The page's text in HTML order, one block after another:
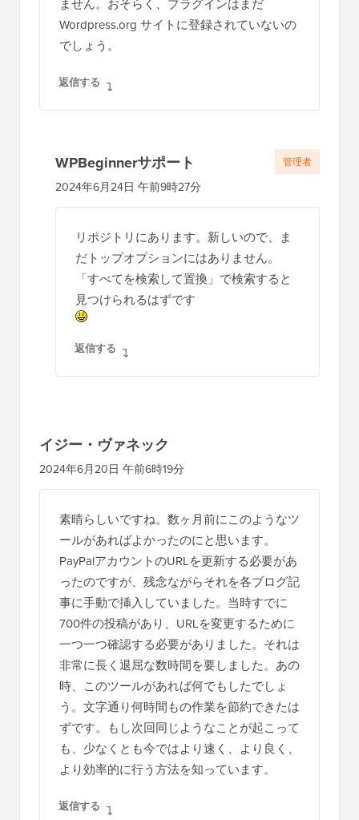
ません。おそらく、プラグインはまだ
Wordpress.org サイトに登録されていないの
でしょう。
返信する
WPBeginnerサポート
2024年6月24日 午前9時27分
リポジトリにあります。新しいので、ま
だトップオプションにはありません。
「すべてを検索して置換」で検索すると
見つけられるはずです
返信する
管理者
イジー・ヴァネック
2024年6月20日 午前6時19分
素晴らしいですね。数ヶ月前にこのようなツ
ールがあればよかったのにと思います。
PayPalアカウントのURLを更新する必要があ
ったのですが、残念ながらそれを各ブログ記
事に手動で挿入していました。当時すでに
700件の投稿があり、URLを変更するために
一つ一つ確認する必要がありました。それは
非常に長く退屈な数時間を要しました。あの
時、このツールがあれば何でもしたでしょ
う。文字通り何時間もの作業を節約できたは
ずです。もし次回同じようなことが起こって
も、少なくとも今ではより速く、より良く、
より効率的に行う方法を知っています。
返信する